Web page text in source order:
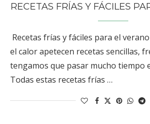
RECETAS FRÍAS Y FÁCILES
Recetas frías y fáciles para el
el calor apetecen recetas sencillas,
tengamos que pasar mucho tiempo
Todas estas recetas frías …